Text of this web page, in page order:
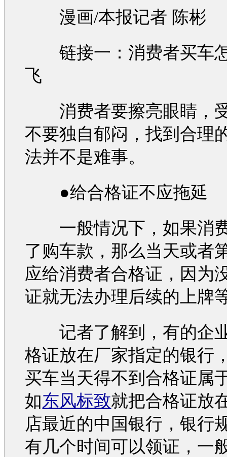
漫画/本报记者 陈彬
链接一：消费者买车
飞
消费者要擦亮眼睛，
不要独自郁闷，找到合理
法并不是难事。
●给合格证不应拖延
一般情况下，如果消
了 购车款，那么当天或者
应给消费者合格证，因为
证就无法办理后续的上牌
记者了解到，有的企
格证放在厂家指定的银行
买车当天得不到合格证属
如东风标致就把合格证放
店最近的中国银行，银行
有几个时间可以领证，一